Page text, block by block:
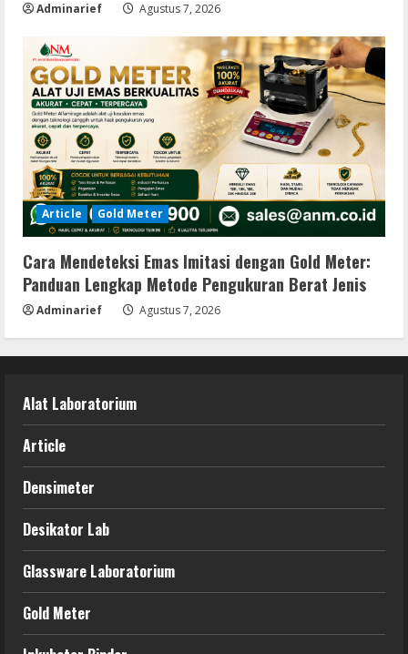
Adminarief Agustus 7, 2026
Article Gold Meter
Cara Mendeteksi Emas Imitasi dengan Gold Meter:
Panduan Lengkap Metode Pengukuran Berat Jenis
Adminarief Agustus 7, 2026
Alat Laboratorium
Article
Densimeter
Desikator Lab
Glassware Laboratorium
Gold Meter